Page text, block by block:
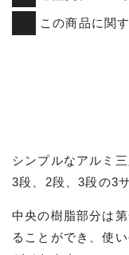
この商品に関
シンプルなアルミ
3段、2段、3段の3
中央の樹脂部分は
ることができ、使